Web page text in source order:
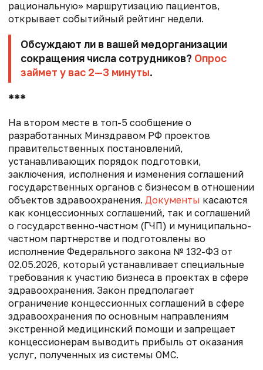
рациональную» маршрутизацию пациентов,
открывает событийный рейтинг недели.
Обсуждают ли в вашей медорганизации
сокращения числа сотрудников? Опрос
займет у вас 2—3 минуты.
***
На втором месте в топ-5 сообщение о
разработанных Минздравом РФ проектов
правительственных постановлений,
устанавливающих порядок подготовки,
заключения, исполнения и изменения соглашений
государственных органов с бизнесом в отношении
объектов здравоохранения. Документы касаются
как концессионных соглашений, так и соглашений
о государственно-частном (ГЧП) и муниципально-
частном партнерстве и подготовлены во
исполнение Федерального закона № 132-ФЗ от
02.05.2026, который устанавливает специальные
требования к участию бизнеса в проектах в сфере
здравоохранения. Закон предполагает
ограничение концессионных соглашений в сфере
здравоохранения по основным направлениям
экстренной медицинский помощи и запрещает
концессионерам выводить прибыль от оказания
услуг, полученных из системы ОМС.